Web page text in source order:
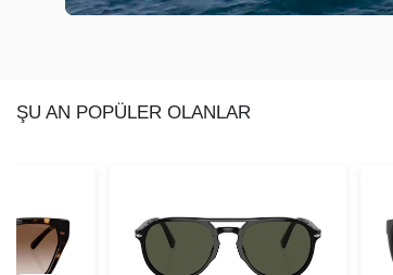
ŞU AN POPÜLER OLANLAR